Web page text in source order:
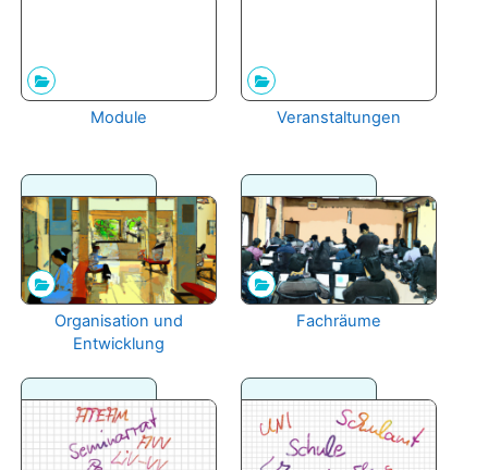
Module Veranstaltungen
Organisation und
Entwicklung
Fachräume